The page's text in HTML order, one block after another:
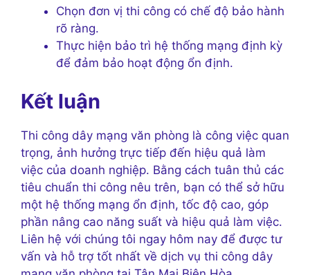
Chọn đơn vị thi công có chế độ bảo hành
rõ ràng.
Thực hiện bảo trì hệ thống mạng định kỳ
để đảm bảo hoạt động ổn định.
Kết luận
Thi công dây mạng văn phòng là công việc quan
trọng, ảnh hưởng trực tiếp đến hiệu quả làm
việc của doanh nghiệp. Bằng cách tuân thủ các
tiêu chuẩn thi công nêu trên, bạn có thể sở hữu
một hệ thống mạng ổn định, tốc độ cao, góp
phần nâng cao năng suất và hiệu quả làm việc.
Liên hệ với chúng tôi ngay hôm nay để được tư
vấn và hỗ trợ tốt nhất về dịch vụ thi công dây